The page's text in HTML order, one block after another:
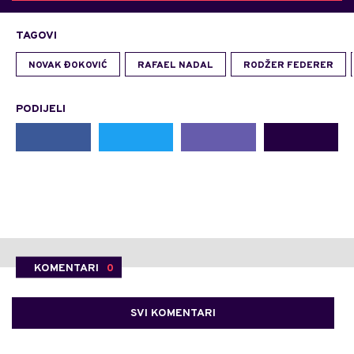
TAGOVI
NOVAK ĐOKOVIĆ RAFAEL NADAL RODŽER FEDERER
PODIJELI
KOMENTARI 0
SVI KOMENTARI